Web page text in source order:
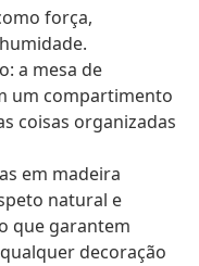
força,
a mesa de
um compartimento
coisas organizadas
em madeira
natural e
que garantem
decoração